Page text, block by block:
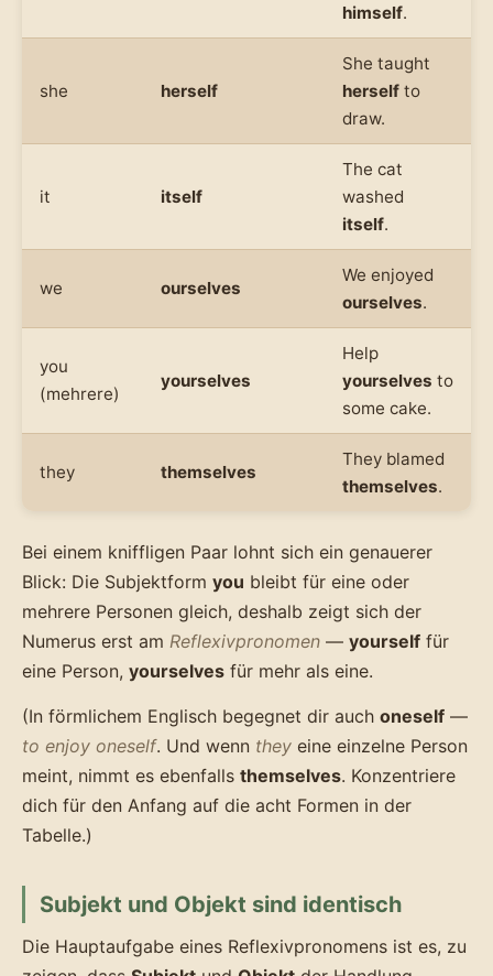
himself.
she herself
She taught
herself to
draw.
it itself
The cat
washed
itself.
we ourselves
We enjoyed
ourselves.
you
(mehrere)
yourselves
Help
yourselves to
some cake.
they themselves
They blamed
themselves.
Bei einem kniffligen Paar lohnt sich ein genauerer
Blick: Die Subjektform you bleibt für eine oder
mehrere Personen gleich, deshalb zeigt sich der
Numerus erst am Reflexivpronomen — yourself für
eine Person, yourselves für mehr als eine.
(In förmlichem Englisch begegnet dir auch oneself —
to enjoy oneself. Und wenn they eine einzelne Person
meint, nimmt es ebenfalls themselves. Konzentriere
dich für den Anfang auf die acht Formen in der
Tabelle.)
Subjekt und Objekt sind identisch
Die Hauptaufgabe eines Reflexivpronomens ist es, zu